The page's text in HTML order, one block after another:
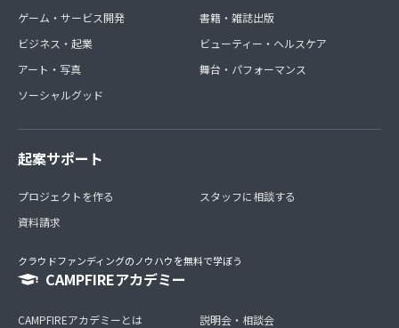
ゲーム・サービス開発
ビジネス・起業
アート・写真
ソーシャルグッド
書籍・雑誌出版
ビューティー・ヘルスケア
舞台・パフォーマンス
起案サポート
プロジェクトを作る
資料請求
スタッフに相談する
クラウドファンディングのノウハウを無料で学ぼう
CAMPFIREアカデミー
CAMPFIREアカデミーとは
説明会・相談会